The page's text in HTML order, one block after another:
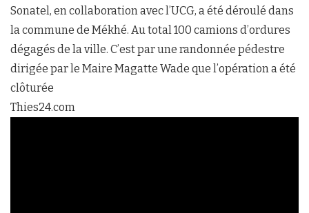
Sonatel, en collaboration avec l’UCG, a été déroulé dans
la commune de Mékhé. Au total 100 camions d’ordures
dégagés de la ville. C’est par une randonnée pédestre
dirigée par le Maire Magatte Wade que l’opération a été
clôturée
Thies24.com